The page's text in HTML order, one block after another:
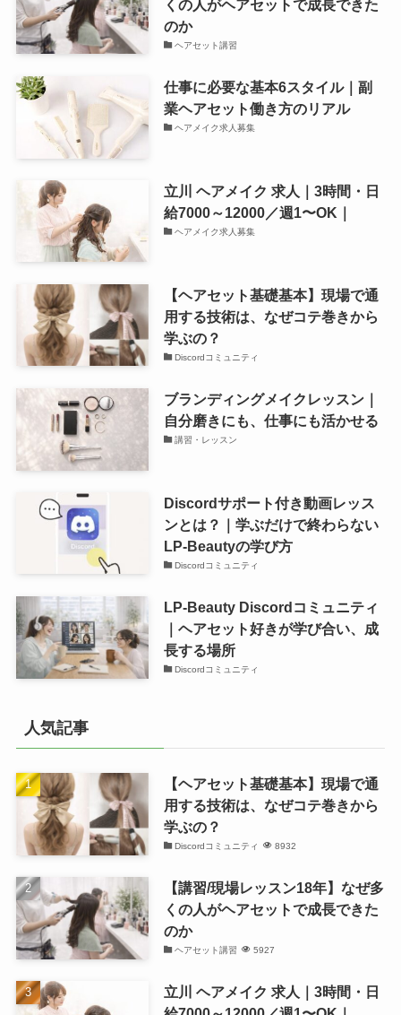
くの人がヘアセットで成長できた
のか
ヘアセット講習
仕事に必要な基本6スタイル｜副
業ヘアセット働き方のリアル
ヘアメイク求人募集
立川 ヘアメイク 求人｜3時間・日
給7000～12000／週1〜OK｜
ヘアメイク求人募集
【ヘアセット基礎基本】現場で通
用する技術は、なぜコテ巻きから
学ぶの？
Discordコミュニティ
ブランディングメイクレッスン｜
自分磨きにも、仕事にも活かせる
講習・レッスン
Discordサポート付き動画レッス
ンとは？｜学ぶだけで終わらない
LP-Beautyの学び方
Discordコミュニティ
LP-Beauty Discordコミュニティ
｜ヘアセット好きが学び合い、成
長する場所
Discordコミュニティ
人気記事
【ヘアセット基礎基本】現場で通
用する技術は、なぜコテ巻きから
学ぶの？
Discordコミュニティ 8932
【講習/現場レッスン18年】なぜ多
くの人がヘアセットで成長できた
のか
ヘアセット講習 5927
立川 ヘアメイク 求人｜3時間・日